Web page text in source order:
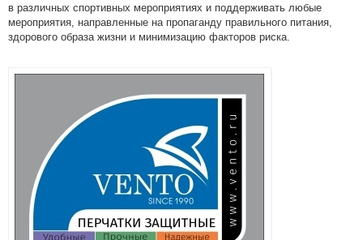
в различных спортивных мероприятиях и поддерживать любые
мероприятия, направленные на пропаганду правильного питания,
здорового образа жизни и минимизацию факторов риска.